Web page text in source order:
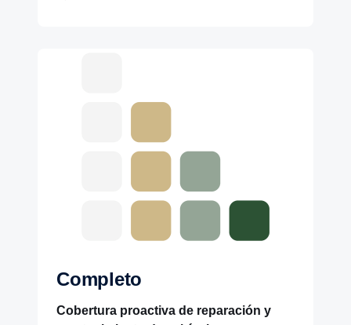
Completo
Cobertura proactiva de reparación y